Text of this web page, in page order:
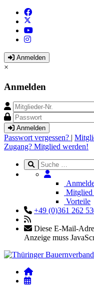
Anmelden
×
Anmelden
Anmelden
Passwort vergessen? |
Zugang? Mitglied werden!
Mitglied
Vorteile
+49 (0)361 262
Diese E-Mail-
Anzeige muss